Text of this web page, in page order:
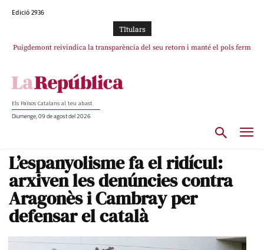
Edició 2936
TItulars
Puigdemont reivindica la transparència del seu retorn i manté el pols ferm
Els Països Catalans al teu abast
Diumenge, 09 de agost del 2026
L’espanyolisme fa el ridícul:
arxiven les denúncies contra
Aragonès i Cambray per
defensar el català